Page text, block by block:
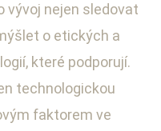
vývoj nejen sledovat
o etických a
které podporují.
technologickou
faktorem ve